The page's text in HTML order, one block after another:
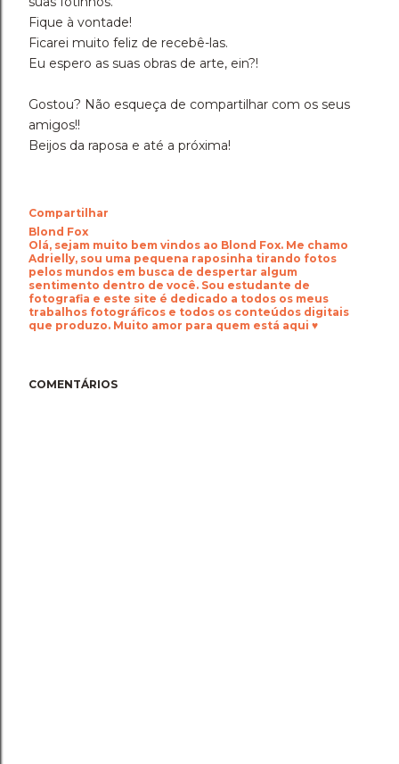
Fique à vontade!
Ficarei muito feliz de recebê-las.
Eu espero as suas obras de arte, ein?!
Gostou? Não esqueça de compartilhar com os seus
amigos!!
Beijos da raposa e até a próxima!
Compartilhar
Blond Fox
Olá, sejam muito bem vindos ao Blond Fox. Me chamo
Adrielly, sou uma pequena raposinha tirando fotos
pelos mundos em busca de despertar algum
sentimento dentro de você. Sou estudante de
fotografia e este site é dedicado a todos os meus
trabalhos fotográficos e todos os conteúdos digitais
que produzo. Muito amor para quem está aqui ♥
COMENTÁRIOS